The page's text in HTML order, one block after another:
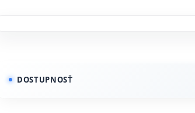
DOSTUPNOSŤ